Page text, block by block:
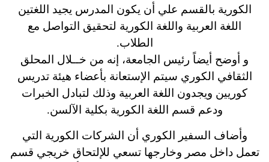
الكورية بالقسم علي أن يكون المدرس يجيد اللغتين
اللغة العربية واللغة الكورية لتحقيق التواصل مع
الطلاب.
و أوضح أيضاً رئيس الجامعة، إنه من خــلال المحلق
الثقافي الكوري سيتم الإستعانة بأعضاء هيئة تدريس
كوريين ويجدون اللغة العربية وذلك لتبادل الخبرات
ودعم قسم اللغة الكورية بكلية الآلسن.
وأضاف السفير الكوري أن الشركات الكورية التي
تعمل داخل مصر وخارجها تسعي للإلتحاق خريجي قسم